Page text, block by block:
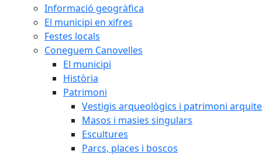
Informació geogràfica
El municipi en xifres
Festes locals
Coneguem Canovelles
El municipi
Història
Patrimoni
Vestigis arqueològics i patrimoni
Masos i masies singulars
Escultures
Parcs, places i boscos